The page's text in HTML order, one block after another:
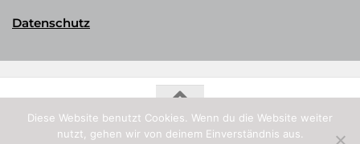
Datenschutz
Phalerika Datenbank © 2026. Alle Rechte vorbehalten.
Diese Website benutzt Cookies. Wenn du die Website weiter
nutzt, gehen wir von deinem Einverständnis aus.